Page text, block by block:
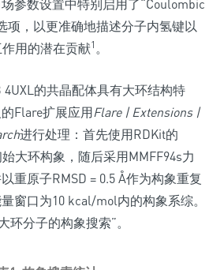
参数设置中特别启用了“Coulombic
项，以更准确地描述分子内氢键以
作用的潜在贡献1 。
的共晶配体具有大环结构特
Flare扩展应用Flare | Extensions |
进行处理：首先使用RDKit的
大环构象，随后采用MMFF94s力
重原子RMSD = 0.5 Å作为构象重复
窗口为10 kcal/mol内的构象系综。
环分子的构象搜索”。